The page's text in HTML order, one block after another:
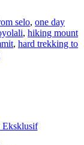
selo, one day
, hiking mount
, hard trekking to